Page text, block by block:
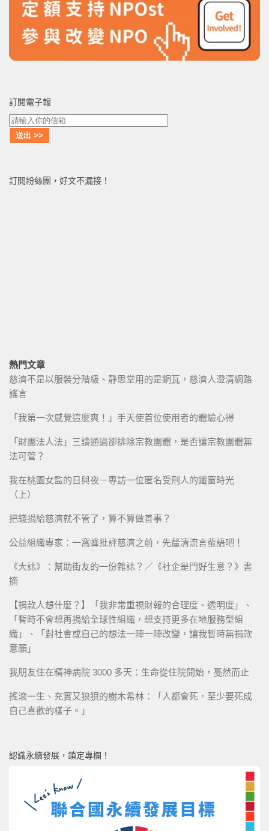
訂閱電子報
訂閱粉絲團，好文不漏接！
熱門文章
慈濟不是以服裝分階級、靜思堂用的是銅瓦，慈濟人澄清網路
謠言
「我第一次感覺這麼爽！」手天使首位使用者的體驗心得
「財團法人法」三讀通過卻排除宗教團體，是否讓宗教團體無
法可管？
我在桃園女監的日與夜－專訪一位匿名受刑人的鐵窗時光
（上）
把錢捐給慈濟就不管了，算不算做善事？
公益組織專家：一窩蜂批評慈濟之前，先釐清流言蜚語吧！
《大誌》：幫助街友的一份雜誌？／《社企是門好生意？》書
摘
【捐款人想什麼？】「我非常重視財報的合理度、透明度」、
「暫時不會想再捐給全球性組織，想支持更多在地服務型組
織」、「對社會或自己的想法一陣一陣改變，讓我暫時無捐款
意願」
我朋友住在精神病院 3000 多天：生命從住院開始，戞然而止
搖滾一生、充實又狼狽的樹木希林：「人都會死，至少要死成
自己喜歡的樣子。」
認識永續發展，鎖定專欄！